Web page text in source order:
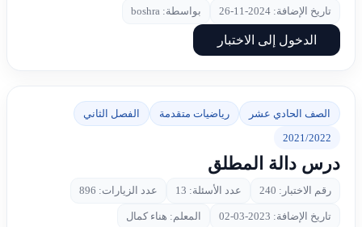
تاريخ الإضافة: 2024-11-26 بواسطة: boshra
الدخول إلى الاختبار
الصف الحادي عشر رياضيات متقدمة
الفصل الثاني
2021/2022
درس دالة المطلق
رقم الاختبار: 240 عدد الأسئلة: 13 عدد الزيارات: 896
تاريخ الإضافة: 2023-03-02 المعلم: هناء كمال